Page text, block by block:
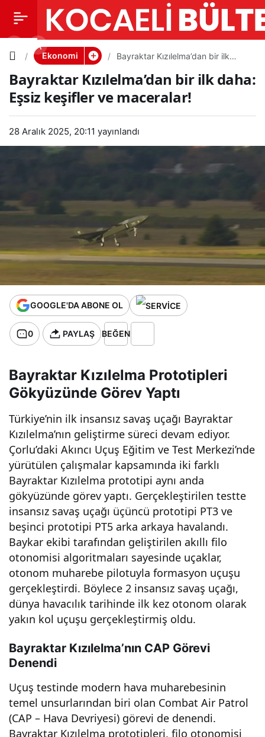
Ekonomi
Bayraktar Kızılelma’dan bir ilk
Bayraktar Kızılelma’dan bir ilk daha:
Eşsiz keşifler ve maceralar!
28 Aralık 2025, 20:11 yayınlandı
GOOGLE'DA ABONE OL
0 PAYLAŞ BEĞEN
Bayraktar Kızılelma Prototipleri
Gökyüzünde Görev Yaptı
Türkiye’nin ilk insansız savaş uçağı Bayraktar
Kızılelma’nın geliştirme süreci devam ediyor.
Çorlu’daki Akıncı Uçuş Eğitim ve Test Merkezi’nde
yürütülen çalışmalar kapsamında iki farklı
Bayraktar Kızılelma prototipi aynı anda
gökyüzünde görev yaptı. Gerçekleştirilen testte
insansız savaş uçağı üçüncü prototipi PT3 ve
beşinci prototipi PT5 arka arkaya havalandı.
Baykar ekibi tarafından geliştirilen akıllı filo
otonomisi algoritmaları sayesinde uçaklar,
otonom muharebe pilotuyla formasyon uçuşu
gerçekleştirdi. Böylece 2 insansız savaş uçağı,
dünya havacılık tarihinde ilk kez otonom olarak
yakın kol uçuşu gerçekleştirmiş oldu.
Bayraktar Kızılelma’nın CAP Görevi
Denendi
Uçuş testinde modern hava muharebesinin
temel unsurlarından biri olan Combat Air Patrol
(CAP – Hava Devriyesi) görevi de denendi.
Bayraktar Kızılelma prototipleri, filo otonomisi
Bayraktar
Kızılelma’
dan bir ilk
daha:
Eşsiz
ve
maceralar
PAYLAŞ